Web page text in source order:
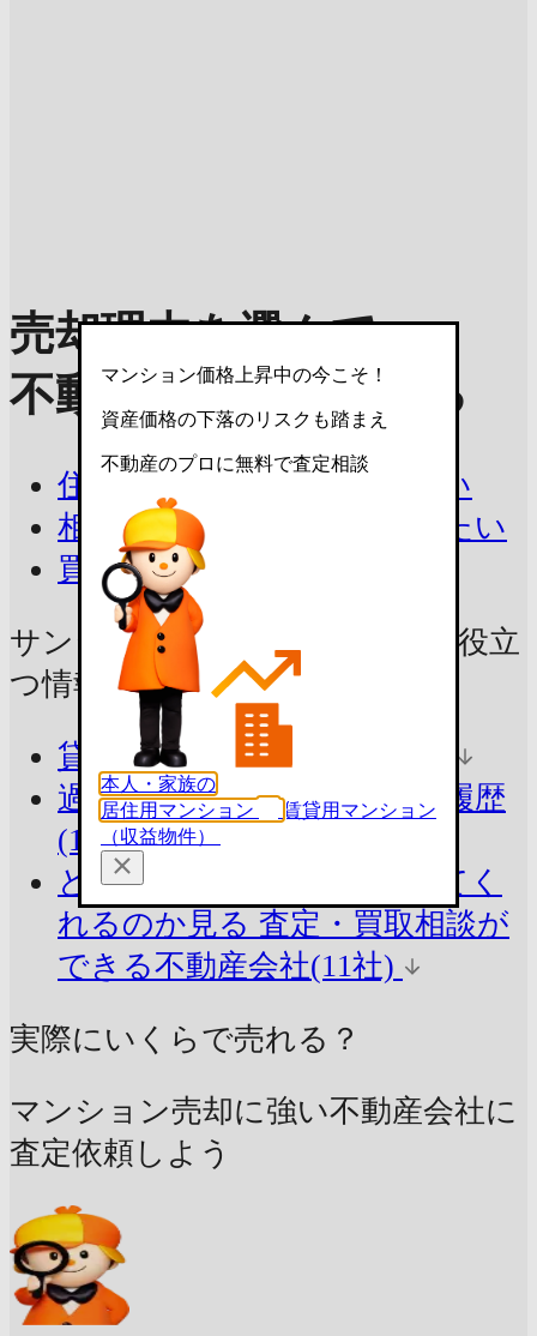
売却理由を選んで
不動産査定を依頼する
住み替えで今の家を売りたい
相続したマンションを売りたい
買取を相談したい
サンシャインビル取手の売却に 役立
つ情報をチェック！
貸したらいくら？
過去の賃料を知る賃貸掲載履歴
(11件)
どんな不動産会社が査定してく
れるのか見る 査定・買取相談が
できる不動産会社(11社)
実際にいくらで売れる？
マンション売却に強い不動産会社に
査定依頼しよう
マンション価格上昇中の今こそ！
資産価格の下落のリスクも踏まえ
不動産のプロに無料で査定相談
本人・家族の
居住用マンション
賃貸用マンション
（収益物件）